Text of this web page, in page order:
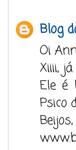
Blog
Oi
Xiiii,
Ele é
Psico
Beijos,